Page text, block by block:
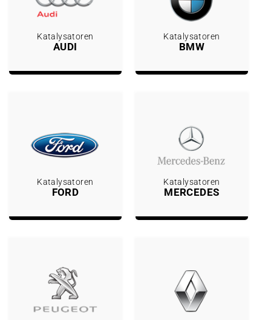
Katalysatoren
AUDI
Katalysatoren
BMW
Katalysatoren
FORD
Katalysatoren
MERCEDES